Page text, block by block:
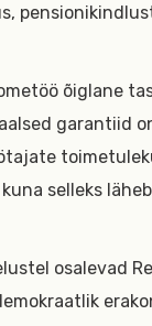
õiglane
garantiid
selleks
osalevad